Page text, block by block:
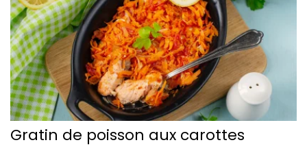
Gratin de poisson aux carottes